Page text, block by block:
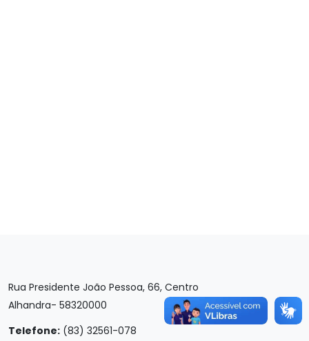
Rua Presidente João Pessoa, 66, Centro
Alhandra- 58320000
Telefone: (83) 32561-078